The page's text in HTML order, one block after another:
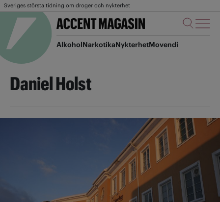
Sveriges största tidning om droger och nykterhet
AlkoholNarkotikaNykterhetMovendi
Daniel Holst